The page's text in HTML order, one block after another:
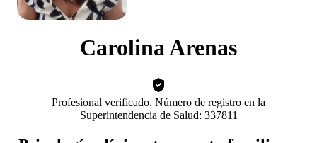
Carolina Arenas
Profesional verificado. Número de registro en la
Superintendencia de Salud: 337811